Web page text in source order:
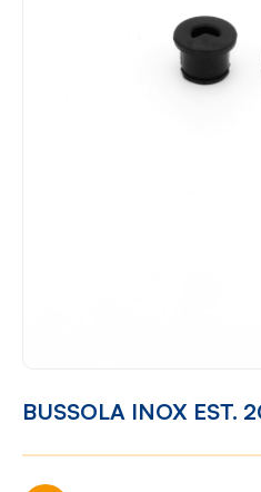
BUSSOLA INOX EST.